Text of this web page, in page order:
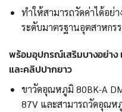
ทำให้สามารถวัดค่าได้อย่
ระดับมาตรฐานอุตสาหกร
พร้อมอุปกรณ์เสริมบางอย่า
และคลิปปากยาว
ขาวัดอุณหภูมิ 80BK-A
87V และสามารถวัดอุณห